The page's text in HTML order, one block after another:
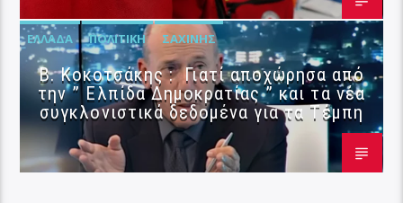
ΕΛΛΆΔΑ ΠΟΛΙΤΙΚΉ ΣΑΧΊΝΗΣ
Β. Κοκοτσάκης : Γιατί αποχώρησα από
την ” Ελπίδα Δημοκρατίας ” και τα νέα
συγκλονιστικά δεδομένα για τα Τέμπη